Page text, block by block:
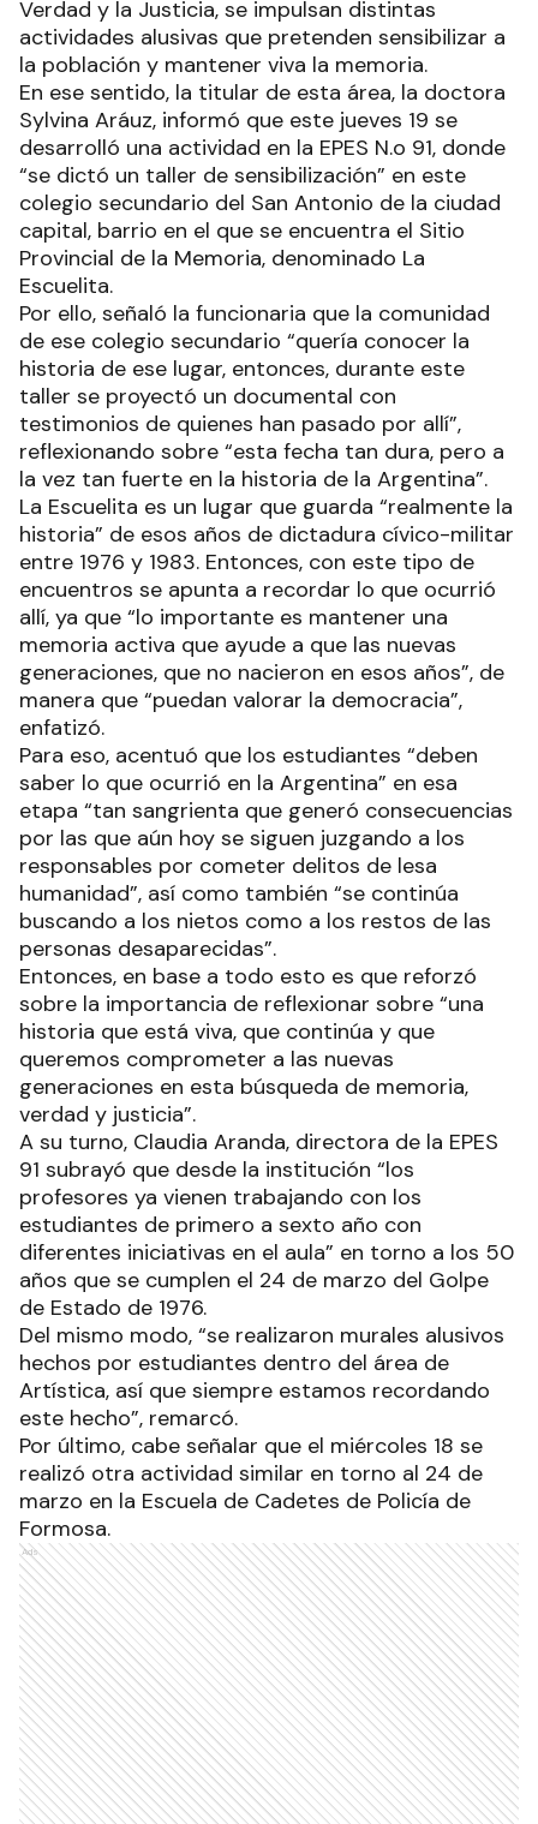
Verdad y la Justicia, se impulsan distintas
actividades alusivas que pretenden sensibilizar a
la población y mantener viva la memoria.
En ese sentido, la titular de esta área, la doctora
Sylvina Aráuz, informó que este jueves 19 se
desarrolló una actividad en la EPES N.o 91, donde
“se dictó un taller de sensibilización” en este
colegio secundario del San Antonio de la ciudad
capital, barrio en el que se encuentra el Sitio
Provincial de la Memoria, denominado La
Escuelita.
Por ello, señaló la funcionaria que la comunidad
de ese colegio secundario “quería conocer la
historia de ese lugar, entonces, durante este
taller se proyectó un documental con
testimonios de quienes han pasado por allí”,
reflexionando sobre “esta fecha tan dura, pero a
la vez tan fuerte en la historia de la Argentina”.
La Escuelita es un lugar que guarda “realmente la
historia” de esos años de dictadura cívico-militar
entre 1976 y 1983. Entonces, con este tipo de
encuentros se apunta a recordar lo que ocurrió
allí, ya que “lo importante es mantener una
memoria activa que ayude a que las nuevas
generaciones, que no nacieron en esos años”, de
manera que “puedan valorar la democracia”,
enfatizó.
Para eso, acentuó que los estudiantes “deben
saber lo que ocurrió en la Argentina” en esa
etapa “tan sangrienta que generó consecuencias
por las que aún hoy se siguen juzgando a los
responsables por cometer delitos de lesa
humanidad”, así como también “se continúa
buscando a los nietos como a los restos de las
personas desaparecidas”.
Entonces, en base a todo esto es que reforzó
sobre la importancia de reflexionar sobre “una
historia que está viva, que continúa y que
queremos comprometer a las nuevas
generaciones en esta búsqueda de memoria,
verdad y justicia”.
A su turno, Claudia Aranda, directora de la EPES
91 subrayó que desde la institución “los
profesores ya vienen trabajando con los
estudiantes de primero a sexto año con
diferentes iniciativas en el aula” en torno a los 50
años que se cumplen el 24 de marzo del Golpe
de Estado de 1976.
Del mismo modo, “se realizaron murales alusivos
hechos por estudiantes dentro del área de
Artística, así que siempre estamos recordando
este hecho”, remarcó.
Por último, cabe señalar que el miércoles 18 se
realizó otra actividad similar en torno al 24 de
marzo en la Escuela de Cadetes de Policía de
Formosa.
Ads